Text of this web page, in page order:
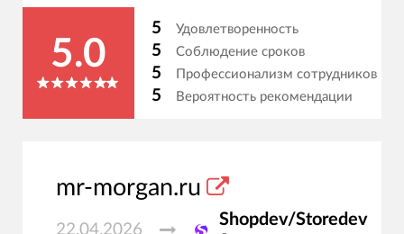
5.0
5 Удовлетворенность
5 Соблюдение сроков
5 Профессионализм сотрудников
5 Вероятность рекомендации
mr-morgan.ru
22.04.2026
Shopdev/Storedev